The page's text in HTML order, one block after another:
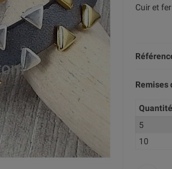
Cuir et
Quantité
5
10